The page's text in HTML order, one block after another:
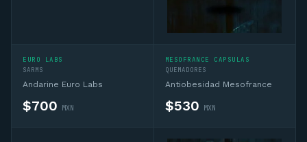
EURO LABS
SARMS
Andarine Euro Labs
$700 MXN
MESOFRANCE CAPSULAS
QUEMADORES
Antiobesidad Mesofrance
$530 MXN